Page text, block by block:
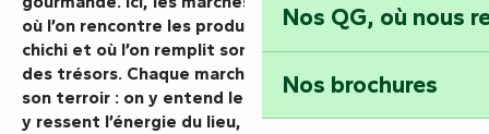
Nos QG, où nous
Nos brochures
où l’on rencontre les producteurs, où l’on goûte sans
chichi et où l’on remplit son panier comme on récolte
des trésors. Chaque marché raconte le territoire et
son terroir : on y entend les échanges qui fusent, on
y ressent l’énergie du lieu, entre convivialité,